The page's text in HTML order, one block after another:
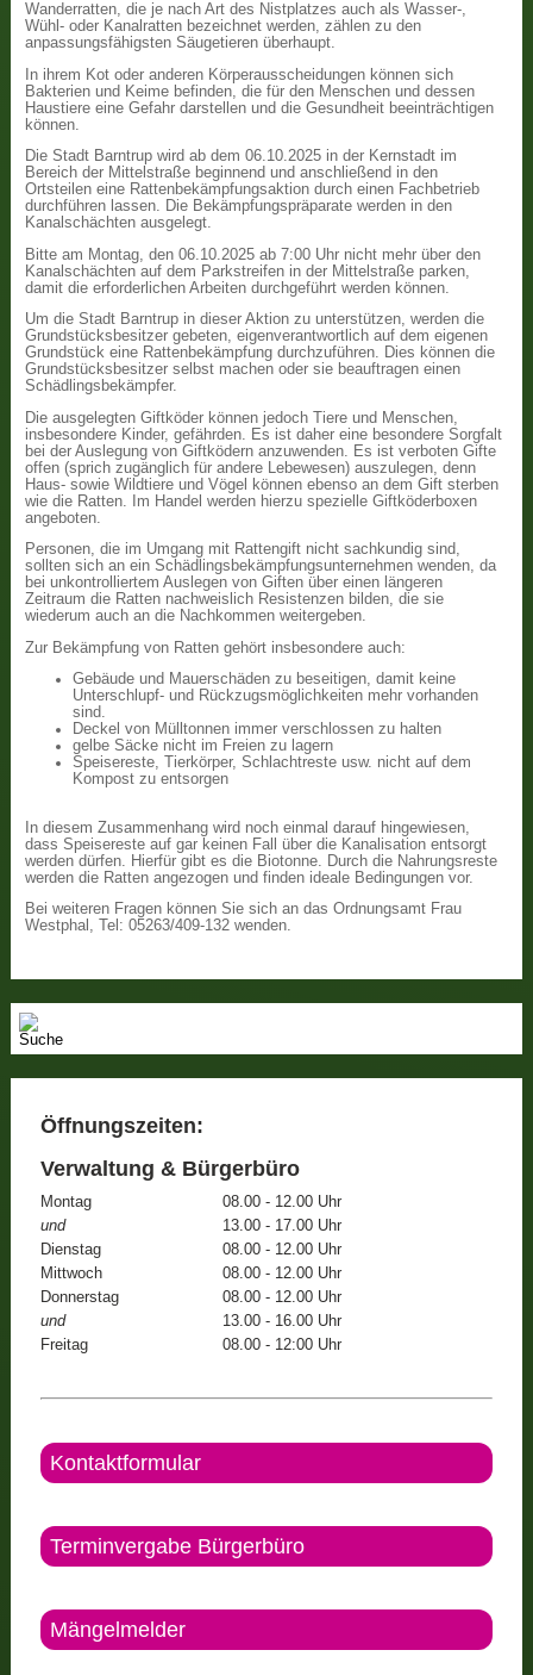
Wanderratten, die je nach Art des Nistplatzes auch als Wasser-,
Wühl- oder Kanalratten bezeichnet werden, zählen zu den
anpassungsfähigsten Säugetieren überhaupt.
In ihrem Kot oder anderen Körperausscheidungen können sich
Bakterien und Keime befinden, die für den Menschen und dessen
Haustiere eine Gefahr darstellen und die Gesundheit beeinträchtigen
können.
Die Stadt Barntrup wird ab dem 06.10.2025 in der Kernstadt im
Bereich der Mittelstraße beginnend und anschließend in den
Ortsteilen eine Rattenbekämpfungsaktion durch einen Fachbetrieb
durchführen lassen. Die Bekämpfungspräparate werden in den
Kanalschächten ausgelegt.
Bitte am Montag, den 06.10.2025 ab 7:00 Uhr nicht mehr über den
Kanalschächten auf dem Parkstreifen in der Mittelstraße parken,
damit die erforderlichen Arbeiten durchgeführt werden können.
Um die Stadt Barntrup in dieser Aktion zu unterstützen, werden die
Grundstücksbesitzer gebeten, eigenverantwortlich auf dem eigenen
Grundstück eine Rattenbekämpfung durchzuführen. Dies können die
Grundstücksbesitzer selbst machen oder sie beauftragen einen
Schädlingsbekämpfer.
Die ausgelegten Giftköder können jedoch Tiere und Menschen,
insbesondere Kinder, gefährden. Es ist daher eine besondere Sorgfalt
bei der Auslegung von Giftködern anzuwenden. Es ist verboten Gifte
offen (sprich zugänglich für andere Lebewesen) auszulegen, denn
Haus- sowie Wildtiere und Vögel können ebenso an dem Gift sterben
wie die Ratten. Im Handel werden hierzu spezielle Giftköderboxen
angeboten.
Personen, die im Umgang mit Rattengift nicht sachkundig sind,
sollten sich an ein Schädlingsbekämpfungsunternehmen wenden, da
bei unkontrolliertem Auslegen von Giften über einen längeren
Zeitraum die Ratten nachweislich Resistenzen bilden, die sie
wiederum auch an die Nachkommen weitergeben.
Zur Bekämpfung von Ratten gehört insbesondere auch:
Gebäude und Mauerschäden zu beseitigen, damit keine
Unterschlupf- und Rückzugsmöglichkeiten mehr vorhanden
sind.
Deckel von Mülltonnen immer verschlossen zu halten
gelbe Säcke nicht im Freien zu lagern
Speisereste, Tierkörper, Schlachtreste usw. nicht auf dem
Kompost zu entsorgen
In diesem Zusammenhang wird noch einmal darauf hingewiesen,
dass Speisereste auf gar keinen Fall über die Kanalisation entsorgt
werden dürfen. Hierfür gibt es die Biotonne. Durch die Nahrungsreste
werden die Ratten angezogen und finden ideale Bedingungen vor.
Bei weiteren Fragen können Sie sich an das Ordnungsamt Frau
Westphal, Tel: 05263/409-132 wenden.
Öffnungszeiten:
Verwaltung & Bürgerbüro
Montag
08.00 - 12.00 Uhr
und
13.00 - 17.00 Uhr
Dienstag
08.00 - 12.00 Uhr
Mittwoch
08.00 - 12.00 Uhr
Donnerstag
08.00 - 12.00 Uhr
und
13.00 - 16.00 Uhr
Freitag
08.00 - 12:00 Uhr
Kontaktformular
Terminvergabe Bürgerbüro
Mängelmelder